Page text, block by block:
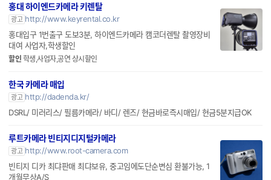
홍대 하이엔드카메라 키렌탈
광고 http://www.keyrental.co.kr
홍대입구 1번출구 도보3분, 하이엔드카메라 캠코더렌탈 촬영장비
대여 사업자,학생할인
할인 학생,사업자,공연 상시할인
한국 카메라 매입
광고 http://dadenda.kr/
DSRL/ 미러리스/ 필름카메라/ 바디/ 렌즈/ 현금바로즉시매입/ 현금5분지급OK
루트카메라 빈티지디지털카메라
광고 http://www.root-camera.com
빈티지 디카 최댜판매 최댜보유, 중고임에도단순변심 환불가능, 1
개월무상A/S